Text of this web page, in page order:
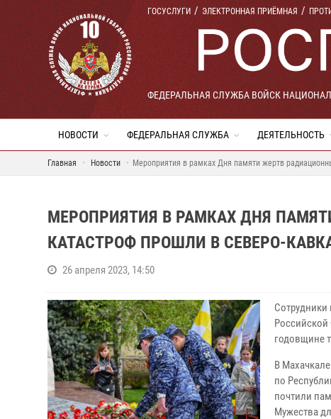
ГОСУСЛУГИ ЭЛЕКТРОННАЯ ПРИЁМНАЯ
ФЕДЕРАЛЬНАЯ СЛУЖБА ВОЙСК
НОВОСТИ ФЕДЕРАЛЬНАЯ СЛУЖБА ДЕЯТЕЛЬНОСТЬ
Главная Новости Мероприятия в рамках Дня памяти жертв
МЕРОПРИЯТИЯ В РАМКАХ ДНЯ
КАТАСТРОФ ПРОШЛИ В СЕВЕРО-
26 апреля 2023, 14:50
Сотрудники
Российской
годовщине
В
по
почтили
Мужества